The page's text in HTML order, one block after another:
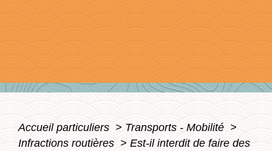
Accueil particuliers > Transports - Mobilité >
Infractions routières > Est-il interdit de faire des